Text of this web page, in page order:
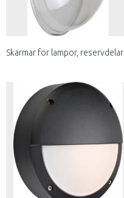
Skärmar för lampor, reservdelar